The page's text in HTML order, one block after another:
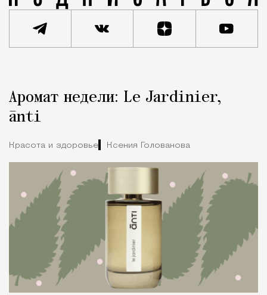
Город
Аромат недели: Le Jardinier,
ānti
Красота и здоровье Ксения Голованова